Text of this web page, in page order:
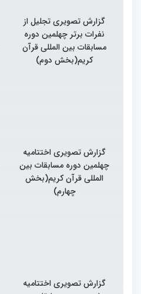
گزارش تصویری تجلیل از
نفرات برتر چهلمین دوره
مسابقات بین المللی قرآن
کریم(بخش دوم)
گزارش تصویری اختتامیه
چهلمین دوره مسابقات بین
المللی قرآن کریم(بخش
چهارم)
گزارش تصویری اختتامیه